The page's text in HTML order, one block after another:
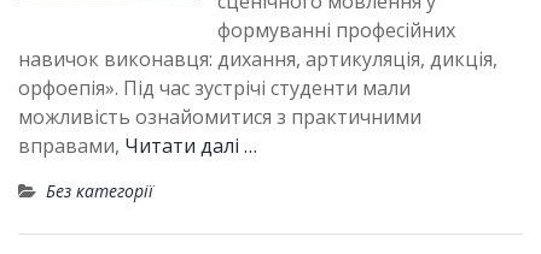
формуванні професійних
навичок виконавця: дихання, артикуляція, дикція,
орфоепія». Під час зустрічі студенти мали
можливість ознайомитися з практичними
вправами, Читати далі …
Без категорії